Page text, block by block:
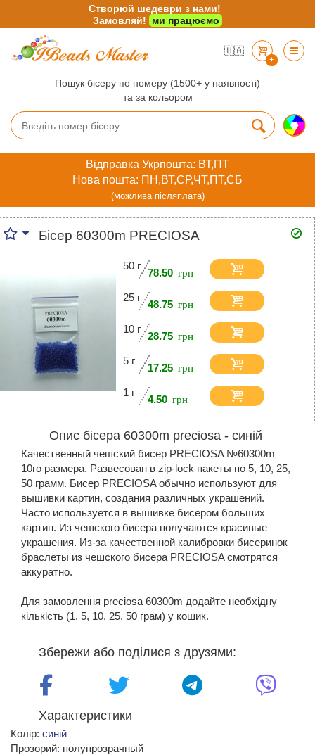
🇺🇦
+
Пошук бісеру по номеру (1500+ у наявності)
та за кольором
Відправка Укрпошта: ВТ,ПТ
Нова пошта: ПН,ВТ,СР,ЧТ,ПТ,СБ
(можлива післяплата)
Бісер 60300m PRECIOSA
50 г
78.50
25 г
48.75
10 г
28.75
5 г
17.25
1 г
4.50
Опис бісера 60300m preciosa - синій
Качественный чешский бисер PRECIOSA №60300m
10го размера. Развесован в zip-lock пакеты по 5, 10, 25,
50 грамм. Бисер PRECIOSA обычно используют для
вышивки картин, создания различных украшений.
Часто используется в вышивке бисером больших
картин. Из чешского бисера получаются красивые
украшения. Из-за качественной калибровки бисеринок
браслеты из чешского бисера PRECIOSA смотрятся
аккуратно.
Для замовлення preciosa 60300m додайте необхідну
кількість (1, 5, 10, 25, 50 грам) у кошик.
Збережи або поділися з друзями:
Характеристики
Колір: синій
Прозорий: полупрозрачный
Створюй шедеври з нами!
Замовляй!
ми працюємо